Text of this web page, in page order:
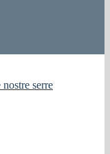
serre